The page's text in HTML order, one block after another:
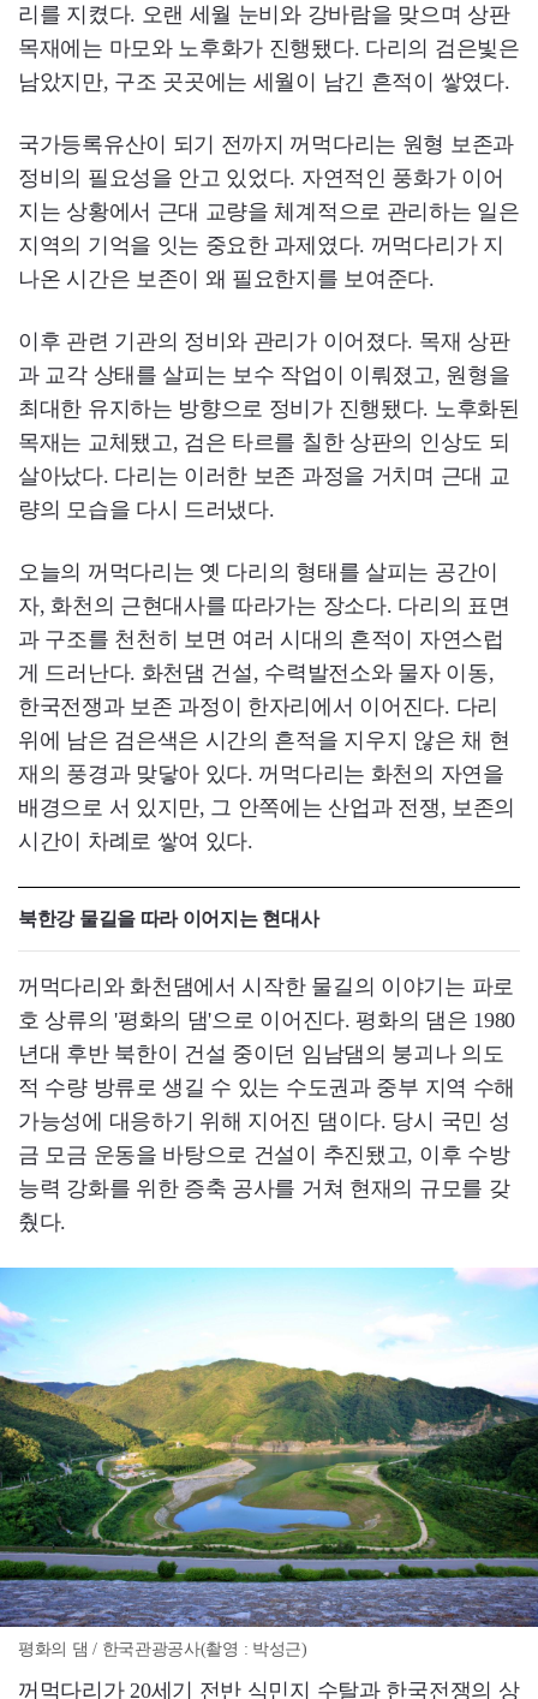
리를 지켰다. 오랜 세월 눈비와 강바람을 맞으며 상판
목재에는 마모와 노후화가 진행됐다. 다리의 검은빛은
남았지만, 구조 곳곳에는 세월이 남긴 흔적이 쌓였다.
국가등록유산이 되기 전까지 꺼먹다리는 원형 보존과
정비의 필요성을 안고 있었다. 자연적인 풍화가 이어
지는 상황에서 근대 교량을 체계적으로 관리하는 일은
지역의 기억을 잇는 중요한 과제였다. 꺼먹다리가 지
나온 시간은 보존이 왜 필요한지를 보여준다.
이후 관련 기관의 정비와 관리가 이어졌다. 목재 상판
과 교각 상태를 살피는 보수 작업이 이뤄졌고, 원형을
최대한 유지하는 방향으로 정비가 진행됐다. 노후화된
목재는 교체됐고, 검은 타르를 칠한 상판의 인상도 되
살아났다. 다리는 이러한 보존 과정을 거치며 근대 교
량의 모습을 다시 드러냈다.
오늘의 꺼먹다리는 옛 다리의 형태를 살피는 공간이
자, 화천의 근현대사를 따라가는 장소다. 다리의 표면
과 구조를 천천히 보면 여러 시대의 흔적이 자연스럽
게 드러난다. 화천댐 건설, 수력발전소와 물자 이동,
한국전쟁과 보존 과정이 한자리에서 이어진다. 다리
위에 남은 검은색은 시간의 흔적을 지우지 않은 채 현
재의 풍경과 맞닿아 있다. 꺼먹다리는 화천의 자연을
배경으로 서 있지만, 그 안쪽에는 산업과 전쟁, 보존의
시간이 차례로 쌓여 있다.
북한강 물길을 따라 이어지는 현대사
꺼먹다리와 화천댐에서 시작한 물길의 이야기는 파로
호 상류의 '평화의 댐'으로 이어진다. 평화의 댐은 1980
년대 후반 북한이 건설 중이던 임남댐의 붕괴나 의도
적 수량 방류로 생길 수 있는 수도권과 중부 지역 수해
가능성에 대응하기 위해 지어진 댐이다. 당시 국민 성
금 모금 운동을 바탕으로 건설이 추진됐고, 이후 수방
능력 강화를 위한 증축 공사를 거쳐 현재의 규모를 갖
췄다.
평화의 댐 / 한국관광공사(촬영 : 박성근)
꺼먹다리가 20세기 전반 식민지 수탈과 한국전쟁의 상